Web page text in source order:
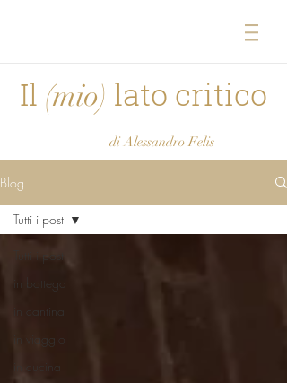
Il (mio) lato critico
di Alessandro Felis
Blog
in bottega
in cantina
in viaggio
in cucina
Tutti i post